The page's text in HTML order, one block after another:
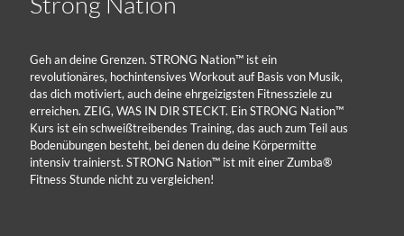
Geh an deine Grenzen. STRONG Nation™ ist ein
revolutionäres, hochintensives Workout auf Basis von Musik,
das dich motiviert, auch deine ehrgeizigsten Fitnessziele zu
erreichen. ZEIG, WAS IN DIR STECKT. Ein STRONG Nation™
Kurs ist ein schweißtreibendes Training, das auch zum Teil aus
Bodenübungen besteht, bei denen du deine Körpermitte
intensiv trainierst. STRONG Nation™ ist mit einer Zumba®
Fitness Stunde nicht zu vergleichen!